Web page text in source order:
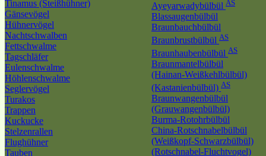
Tinamus (Steißhühner)
Gänsevögel
Hühnervögel
Nachtschwalben
Fettschwalme
Tagschläfer
Eulenschwalme
Höhlenschwalme
Seglervögel
Turakos
Trappen
Kuckucke
Stelzenrallen
Flughühner
Tauben
Ayeyarwadybülbül AS
Blassaugenbülbül
Braunbauchbülbül
Braunbrustbülbül AS
Braunhaubenbülbül AS
Braunmantelbülbül
(Hainan-Weißkehlbülbül)
(Kastanienbülbül) AS
Braunwangenbülbül
(Grauwangenbülbül)
Burma-Rotohrbülbül
China-Rotschnabelbülbül
(Weißkopf-Schwarzbülbül)
(Rotschnabel-Fluchtvogel)